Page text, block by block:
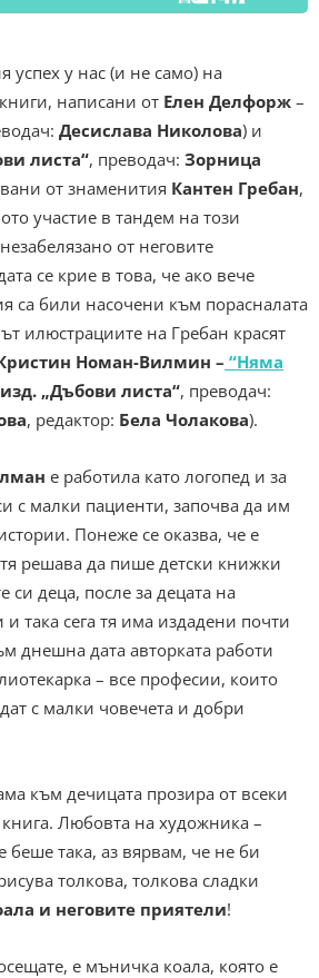
успех у нас (и не само) на
написани от Елен Делфорж –
Десислава Николова) и
листа“, преводач: Зорница
от знаменития Кантен Гребан,
участие в тандем на този
от неговите
се крие в това, че ако вече
са били насочени към порасналата
илюстрациите на Гребан красят
Номан-Вилмин – “Няма
изд. „Дъбови листа“, преводач:
, редактор: Бела Чолакова).
е работила като логопед и за
с малки пациенти, започва да им
Понеже се оказва, че е
решава да пише детски книжки
си деца, после за децата на
така сега тя има издадени почти
днешна дата авторката работи
– все професии, които
с малки човечета и добри
към дечицата прозира от всеки
Любовта на художника –
така, аз вярвам, че не би
толкова, толкова сладки
и неговите приятели!
е мъничка коала, която е